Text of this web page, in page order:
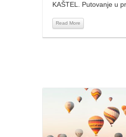
KAŠTEL. Putovanje u
Read More